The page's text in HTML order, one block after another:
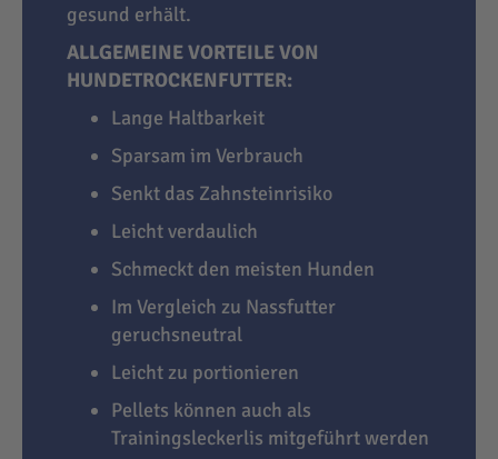
gesund erhält.
ALLGEMEINE VORTEILE VON
HUNDETROCKENFUTTER:
Lange Haltbarkeit
Sparsam im Verbrauch
Senkt das Zahnsteinrisiko
Leicht verdaulich
Schmeckt den meisten Hunden
Im Vergleich zu Nassfutter
geruchsneutral
Leicht zu portionieren
Pellets können auch als
Trainingsleckerlis mitgeführt werden